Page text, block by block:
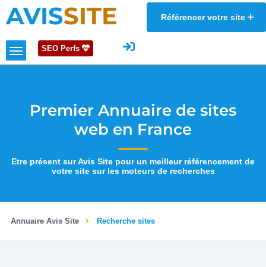
AVISSITE Référencer votre site
SEO Perfs
Premier Annuaire de sites
web en France
Etre présent sur Avis Site pour un meilleur référencement de
votre site sur les moteurs de recherches
Annuaire Avis Site Recherche sites